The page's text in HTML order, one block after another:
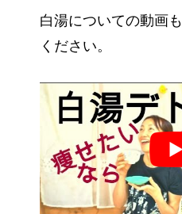
白湯についての動画
ください。